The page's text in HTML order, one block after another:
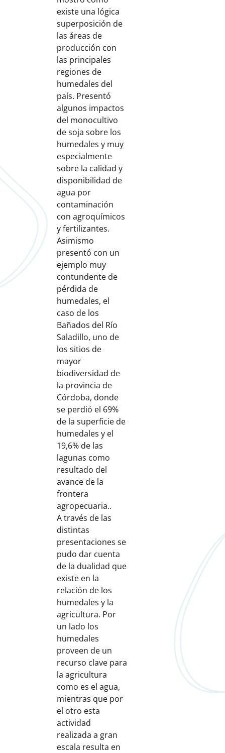
existe una lógica
superposición de
las áreas de
producción con
las principales
regiones de
humedales del
país. Presentó
algunos impactos
del monocultivo
de soja sobre los
humedales y muy
especialmente
sobre la calidad y
disponibilidad de
agua por
contaminación
con agroquímicos
y fertilizantes.
Asimismo
presentó con un
ejemplo muy
contundente de
pérdida de
humedales, el
caso de los
Bañados del Río
Saladillo, uno de
los sitios de
mayor
biodiversidad de
la provincia de
Córdoba, donde
se perdió el 69%
de la superficie de
humedales y el
19,6% de las
lagunas como
resultado del
avance de la
frontera
agropecuaria..
A través de las
distintas
presentaciones se
pudo dar cuenta
de la dualidad que
existe en la
relación de los
humedales y la
agricultura. Por
un lado los
humedales
proveen de un
recurso clave para
la agricultura
como es el agua,
mientras que por
el otro esta
actividad
realizada a gran
escala resulta en